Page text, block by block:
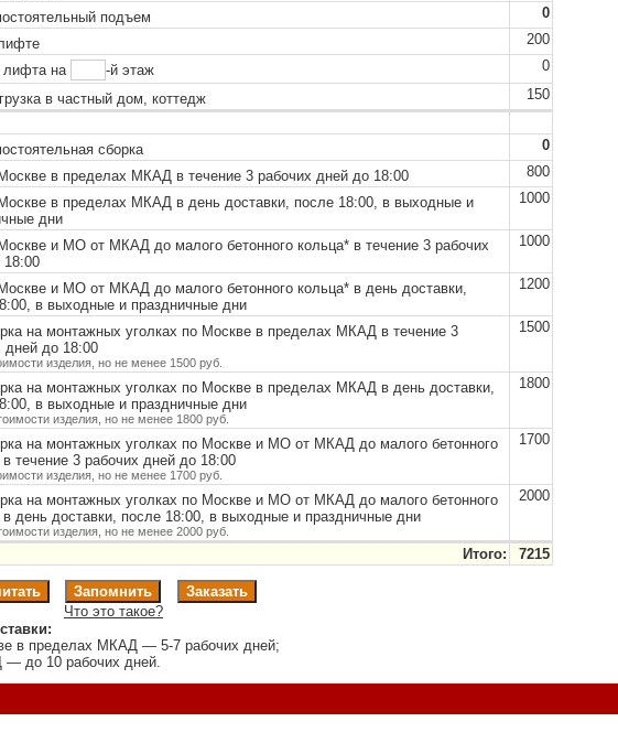
подъем
0
200
лифта на
-й этаж
0
в частный дом, коттедж
150
сборка
0
в пределах МКАД в течение 3 рабочих дней до 18:00
800
в пределах МКАД в день доставки, после 18:00, в выходные и
дни
1000
и МО от МКАД до малого бетонного кольца*в течение 3 рабочих
18:00
1000
и МО от МКАД до малого бетонного кольца*в день доставки,
в выходные и праздничные дни
1200
на монтажных уголках по Москве в пределах МКАД в течение 3
дней до 18:00
изделия, но не менее 1500 руб.
1500
на монтажных уголках по Москве в пределах МКАД в день доставки,
в выходные и праздничные дни
изделия, но не менее 1800 руб.
1800
на монтажных уголках по Москве и МО от МКАД до малого бетонного
течение 3 рабочих дней до 18:00
изделия, но не менее 1700 руб.
1700
на монтажных уголках по Москве и МО от МКАД до малого бетонного
день доставки, после 18:00, в выходные и праздничные дни
изделия, но не менее 2000 руб.
2000
Итого: 7215
Что это такое?
в пределах МКАД — 5-7 рабочих дней;
до 10 рабочих дней.